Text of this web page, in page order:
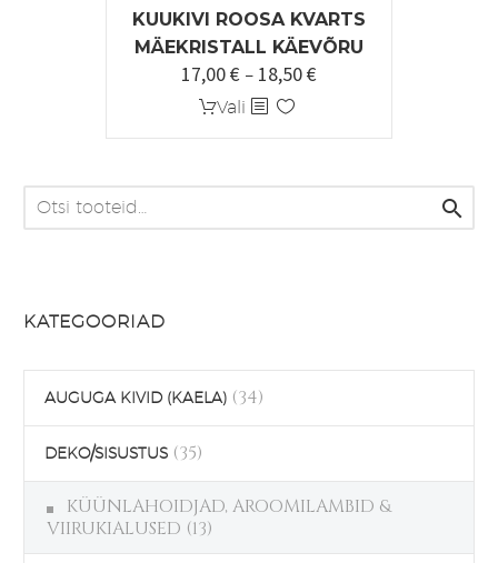
KUUKIVI ROOSA KVARTS
MÄEKRISTALL KÄEVÕRU
17,00€ – 18,50€Hinnavahemik:
Vali Sellel
tootel
mitu

KATEGOORIAD
AUGUGA KIVID (KAELA) (34)
DEKO/SISUSTUS (35)
KÜÜNLAHOIDJAD, AROOMILAMBID &
VIIRUKIALUSED (13)